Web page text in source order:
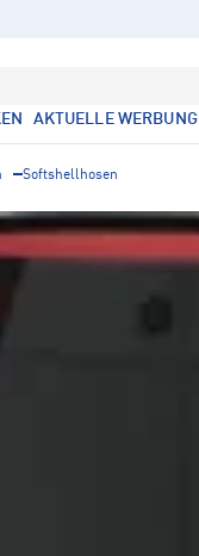
AKTUELLE WERBUNG
Softshellhosen